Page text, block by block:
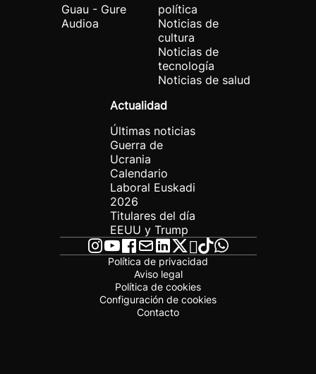
Guau - Gure
Audioa
política
Noticias de
cultura
Noticias de
tecnología
Noticias de salud
Actualidad
Últimas noticias
Guerra de
Ucrania
Calendario
Laboral Euskadi
2026
Titulares del día
EEUU y Trump
Política de privacidad
Aviso legal
Política de cookies
Configuración de cookies
Contacto